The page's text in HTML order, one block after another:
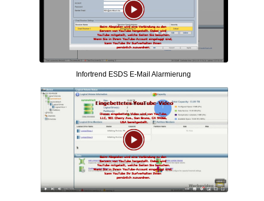
Infortrend ESDS E-Mail Alarmierung